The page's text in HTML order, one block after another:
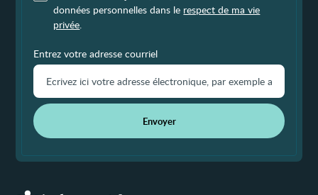
données personnelles dans le respect de ma vie
privée
Entrez votre adresse courriel
Envoyer